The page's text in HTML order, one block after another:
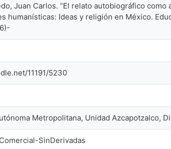
Juan Carlos. “El relato autobiográfico
humanísticas: Ideas y religión en México.
11191/5230
Metropolitana, Unidad Azcapotzalco,
SinDerivadas